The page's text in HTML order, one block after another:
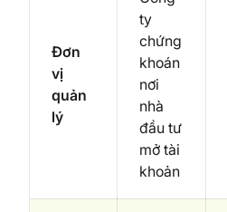
Đơn
vị
quản
lý
ty
chứng
khoán
nơi
nhà
đầu tư
mở tài
khoản